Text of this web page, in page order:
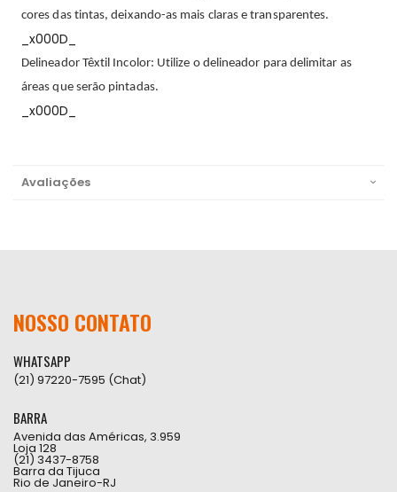
cores das tintas, deixando-as mais claras e transparentes.
_x000D_
Delineador Têxtil Incolor: Utilize o delineador para delimitar as
áreas que serão pintadas.
_x000D_
Avaliações
NOSSO CONTATO
WHATSAPP
(21) 97220-7595 (Chat)
BARRA
Avenida das Américas, 3.959
Loja 128
(21) 3437-8758
Barra da Tijuca
Rio de Janeiro-RJ